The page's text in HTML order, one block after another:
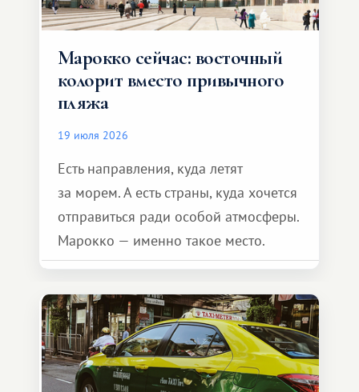
Марокко сейчас: восточный
колорит вместо привычного
пляжа
19 июля 2026
Есть направления, куда летят
за морем. А есть страны, куда хочется
отправиться ради особой атмосферы.
Марокко — именно такое место.